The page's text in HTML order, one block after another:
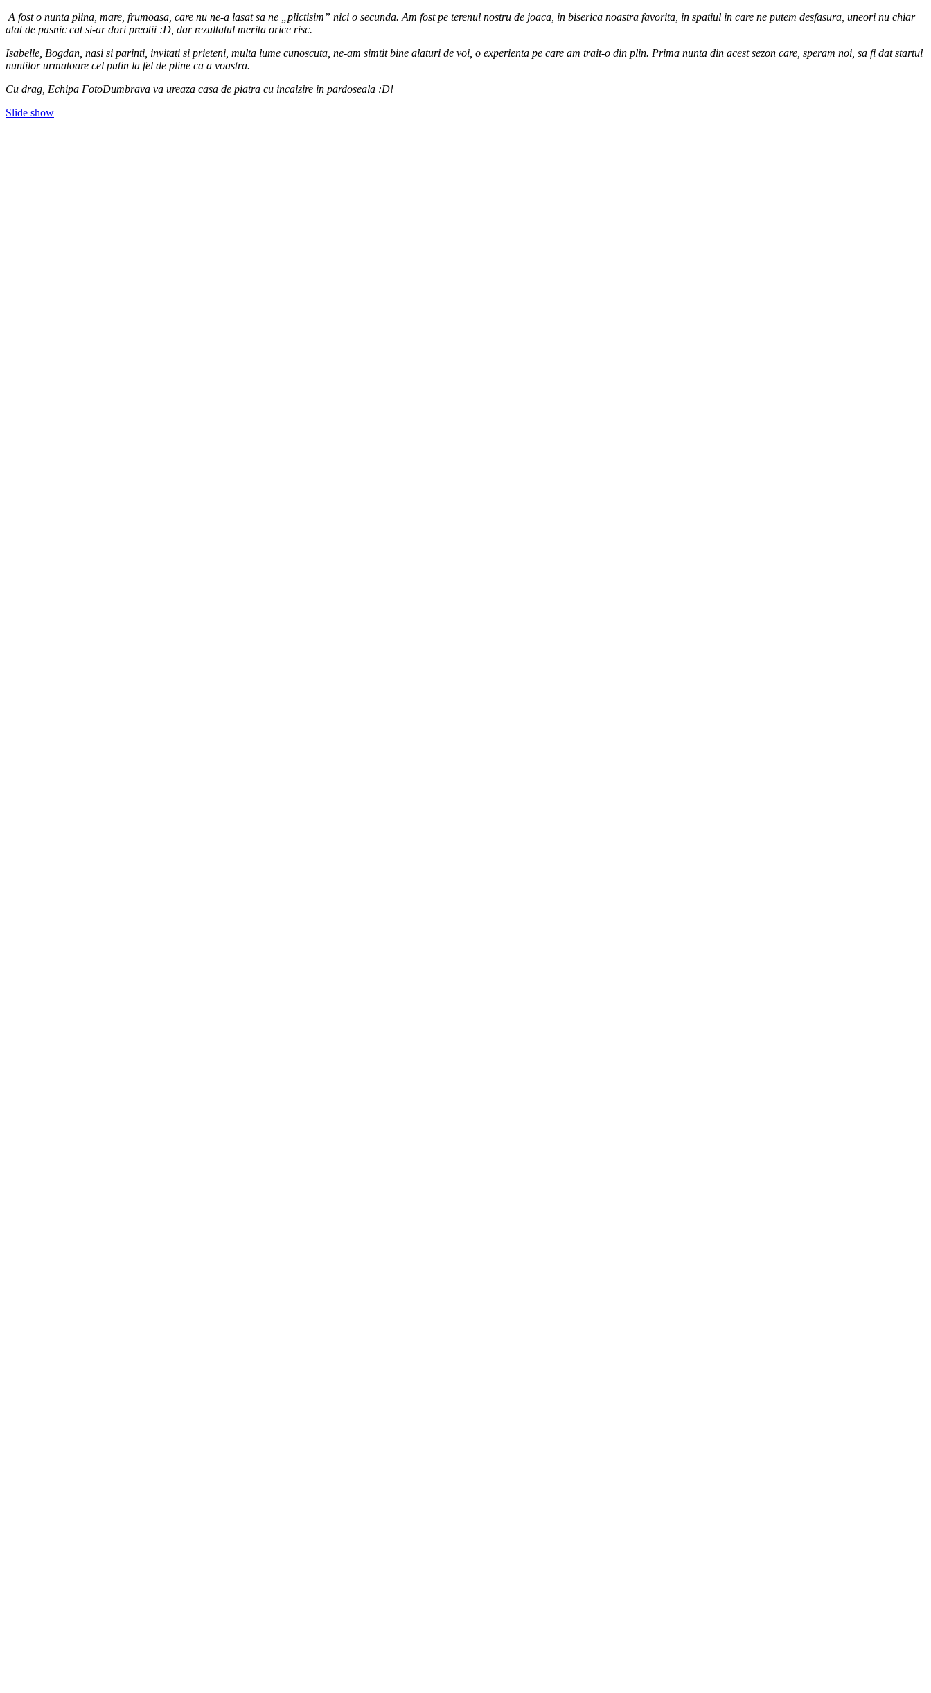
A fost o nunta plina, mare, frumoasa, care nu ne-a lasat sa ne „plictisim” nici o secunda. Am fost pe terenul nostru de joaca, in biserica noastra favorita, in spatiul in care ne putem desfasura, uneori nu chiar
atat de pasnic cat si-ar dori preotii :D, dar rezultatul merita orice risc.
Isabelle, Bogdan, nasi si parinti, invitati si prieteni, multa lume cunoscuta, ne-am simtit bine alaturi de voi, o experienta pe care am trait-o din plin. Prima nunta din acest sezon care, speram noi, sa fi dat startul
nuntilor urmatoare cel putin la fel de pline ca a voastra.
Cu drag, Echipa FotoDumbrava va ureaza casa de piatra cu incalzire in pardoseala :D!
Slide show